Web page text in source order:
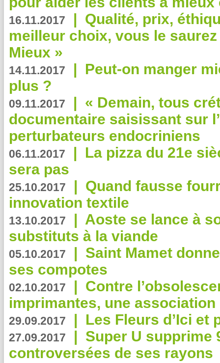
16.11.2017 | Qualité, prix,
meilleur choix, vous le
Mieux »
14.11.2017 | Peut-on manger
plus ?
09.11.2017 | « Demain, tous
documentaire saisissant sur
perturbateurs endocriniens
06.11.2017 | La pizza du 21e
sera pas
25.10.2017 | Quand fausse
innovation textile
13.10.2017 | Aoste se lance à
substituts à la viande
05.10.2017 | Saint Mamet
ses compotes
02.10.2017 | Contre
imprimantes, une
29.09.2017 | Les Fleurs d’Ici et
27.09.2017 | Super U supprime
controversées de ses rayons